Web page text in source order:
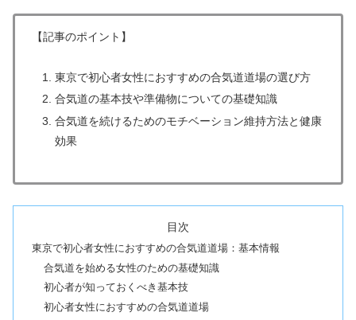
【記事のポイント】
東京で初心者女性におすすめの合気道道場の選び方
合気道の基本技や準備物についての基礎知識
合気道を続けるためのモチベーション維持方法と健康
効果
目次
東京で初心者女性におすすめの合気道道場：基本情報
合気道を始める女性のための基礎知識
初心者が知っておくべき基本技
初心者女性におすすめの合気道道場